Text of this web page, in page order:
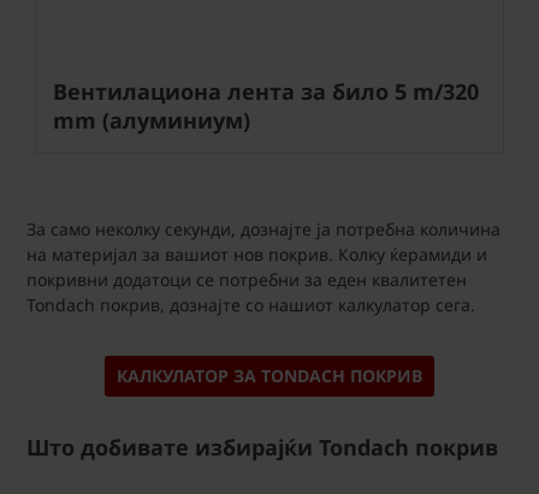
Вентилациона лента за било 5 m/320
mm (алуминиум)
За само неколку секунди, дознајте ја потребна количина
на материјал за вашиот нов покрив. Колку ќерамиди и
покривни додатоци се потребни за еден квалитетен
Tondach покрив, дознајте со нашиот калкулатор сега.
КАЛКУЛАТОР ЗА TONDACH ПОКРИВ
Што добивате избирајќи Tondach покрив